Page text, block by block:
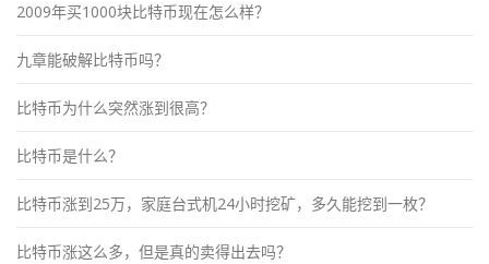
2009年买1000块比特币现在怎么样？
九章能破解比特币吗？
比特币为什么突然涨到很高？
比特币是什么？
比特币涨到25万，家庭台式机24小时挖矿，多久能挖到一枚？
比特币涨这么多，但是真的卖得出去吗？